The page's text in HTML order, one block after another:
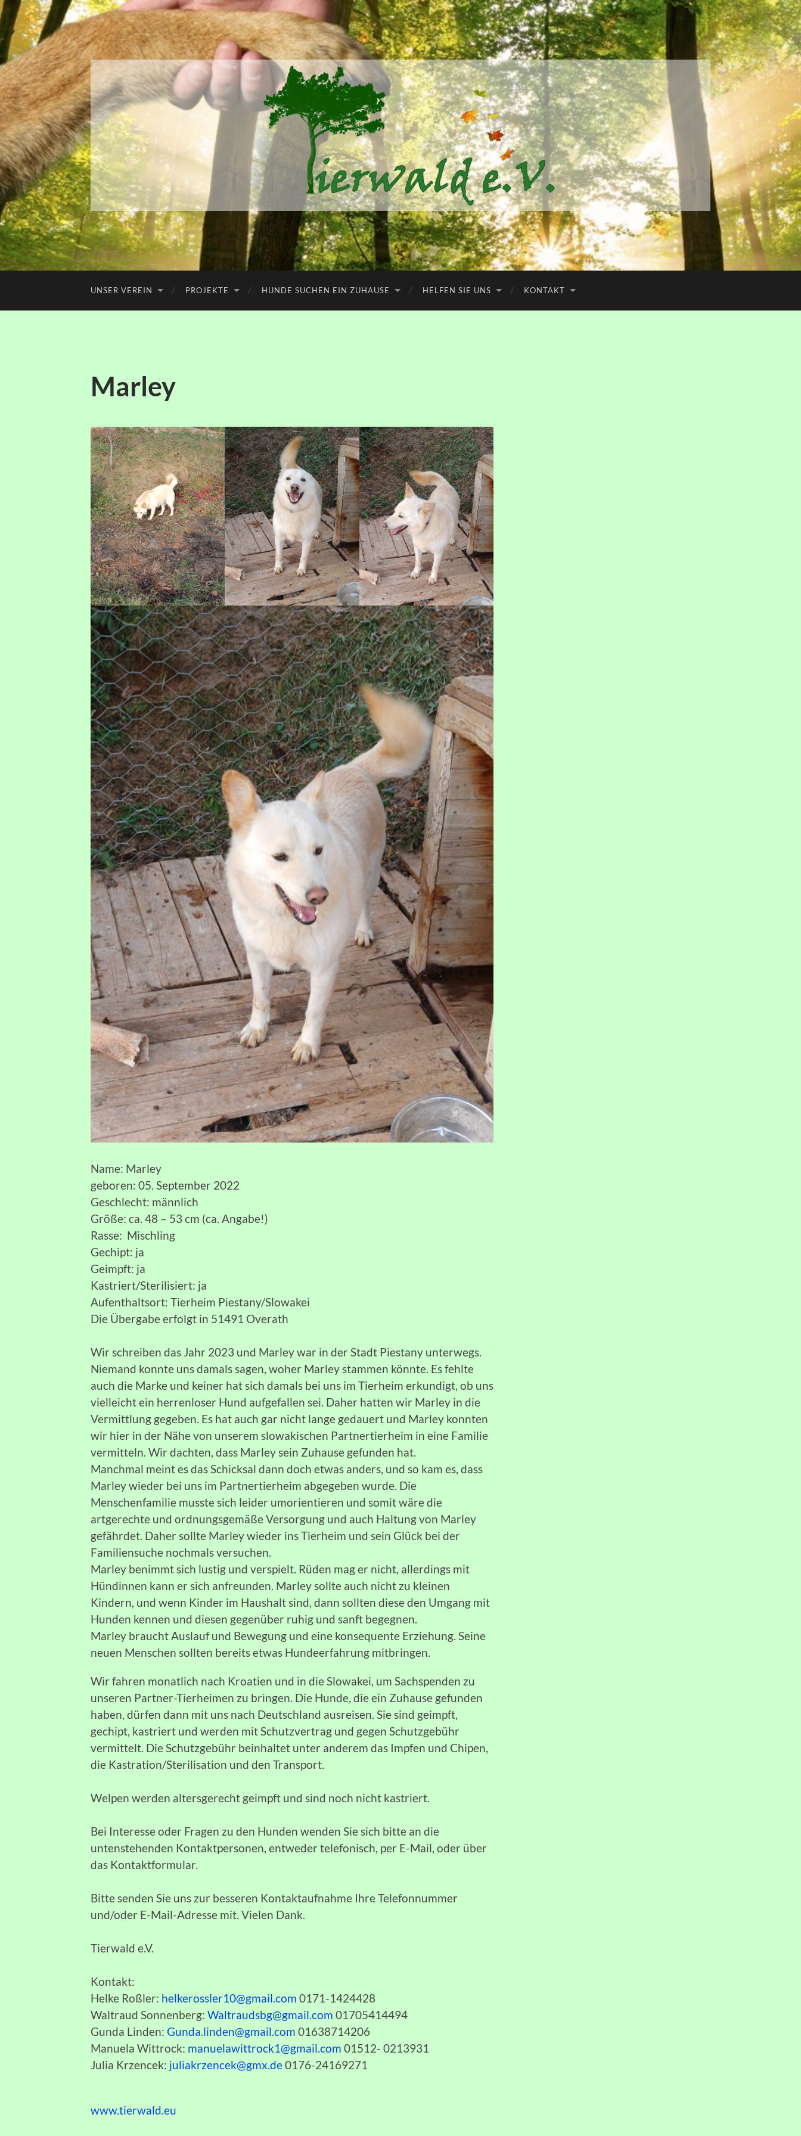
Tierwald
e.V.
UNSER VEREIN PROJEKTE HUNDE SUCHEN EIN ZUHAUSE HELFEN SIE UNS KONTAKT
Marley
Name: Marley
geboren: 05. September 2022
Geschlecht: männlich
Größe: ca. 48 – 53 cm (ca. Angabe!)
Rasse: Mischling
Gechipt: ja
Geimpft: ja
Kastriert/Sterilisiert: ja
Aufenthaltsort: Tierheim Piestany/Slowakei
Die Übergabe erfolgt in 51491 Overath
Wir schreiben das Jahr 2023 und Marley war in der Stadt Piestany unterwegs.
Niemand konnte uns damals sagen, woher Marley stammen könnte. Es fehlte
auch die Marke und keiner hat sich damals bei uns im Tierheim erkundigt, ob uns
vielleicht ein herrenloser Hund aufgefallen sei. Daher hatten wir Marley in die
Vermittlung gegeben. Es hat auch gar nicht lange gedauert und Marley konnten
wir hier in der Nähe von unserem slowakischen Partnertierheim in eine Familie
vermitteln. Wir dachten, dass Marley sein Zuhause gefunden hat.
Manchmal meint es das Schicksal dann doch etwas anders, und so kam es, dass
Marley wieder bei uns im Partnertierheim abgegeben wurde. Die
Menschenfamilie musste sich leider umorientieren und somit wäre die
artgerechte und ordnungsgemäße Versorgung und auch Haltung von Marley
gefährdet. Daher sollte Marley wieder ins Tierheim und sein Glück bei der
Familiensuche nochmals versuchen.
Marley benimmt sich lustig und verspielt. Rüden mag er nicht, allerdings mit
Hündinnen kann er sich anfreunden. Marley sollte auch nicht zu kleinen
Kindern, und wenn Kinder im Haushalt sind, dann sollten diese den Umgang mit
Hunden kennen und diesen gegenüber ruhig und sanft begegnen.
Marley braucht Auslauf und Bewegung und eine konsequente Erziehung. Seine
neuen Menschen sollten bereits etwas Hundeerfahrung mitbringen.
Wir fahren monatlich nach Kroatien und in die Slowakei, um Sachspenden zu
unseren Partner-Tierheimen zu bringen. Die Hunde, die ein Zuhause gefunden
haben, dürfen dann mit uns nach Deutschland ausreisen. Sie sind geimpft,
gechipt, kastriert und werden mit Schutzvertrag und gegen Schutzgebühr
vermittelt. Die Schutzgebühr beinhaltet unter anderem das Impfen und Chipen,
die Kastration/Sterilisation und den Transport.
Welpen werden altersgerecht geimpft und sind noch nicht kastriert.
Bei Interesse oder Fragen zu den Hunden wenden Sie sich bitte an die
untenstehenden Kontaktpersonen, entweder telefonisch, per E-Mail, oder über
das Kontaktformular.
Bitte senden Sie uns zur besseren Kontaktaufnahme Ihre Telefonnummer
und/oder E-Mail-Adresse mit. Vielen Dank.
Tierwald e.V.
Kontakt:
Helke Roßler: helkerossler10@gmail.com 0171-1424428
Waltraud Sonnenberg: Waltraudsbg@gmail.com 01705414494
Gunda Linden: Gunda.linden@gmail.com 01638714206
Manuela Wittrock: manuelawittrock1@gmail.com 01512- 0213931
Julia Krzencek: juliakrzencek@gmx.de0176-24169271
www.tierwald.eu